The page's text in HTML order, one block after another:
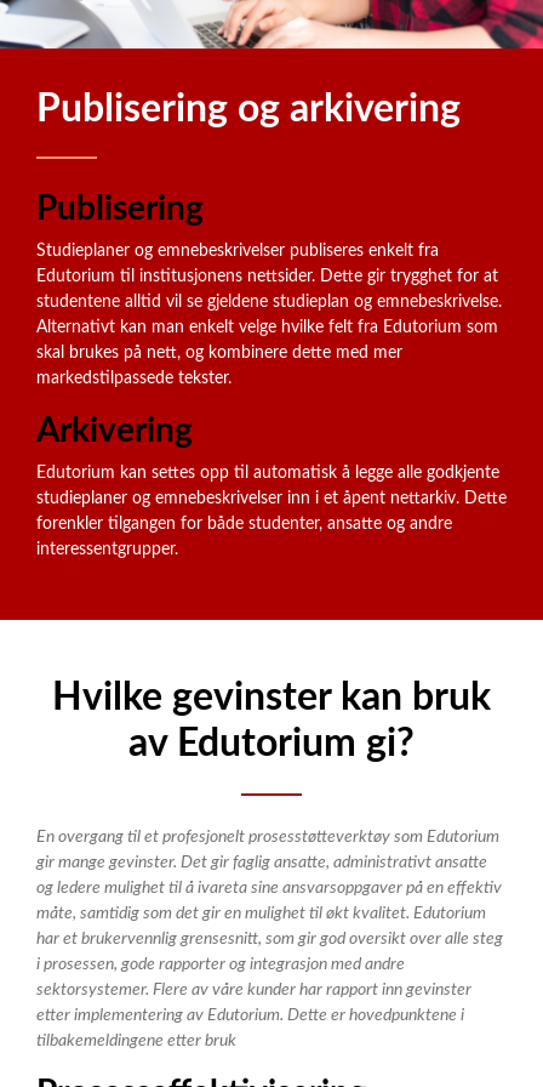
Publisering og arkivering
Publisering
Studieplaner og emnebeskrivelser publiseres enkelt fra
Edutorium til institusjonens nettsider. Dette gir trygghet for at
studentene alltid vil se gjeldene studieplan og emnebeskrivelse.
Alternativt kan man enkelt velge hvilke felt fra Edutorium som
skal brukes på nett, og kombinere dette med mer
markedstilpassede tekster.
Arkivering
Edutorium kan settes opp til automatisk å legge alle godkjente
studieplaner og emnebeskrivelser inn i et åpent nettarkiv. Dette
forenkler tilgangen for både studenter, ansatte og andre
interessentgrupper.
Hvilke gevinster kan bruk
av Edutorium gi?
En overgang til et profesjonelt prosesstøtteverktøy som Edutorium
gir mange gevinster. Det gir faglig ansatte, administrativt ansatte
og ledere mulighet til å ivareta sine ansvarsoppgaver på en effektiv
måte, samtidig som det gir en mulighet til økt kvalitet. Edutorium
har et brukervennlig grensesnitt, som gir god oversikt over alle steg
i prosessen, gode rapporter og integrasjon med andre
sektorsystemer. Flere av våre kunder har rapport inn gevinster
etter implementering av Edutorium. Dette er hovedpunktene i
tilbakemeldingene etter bruk